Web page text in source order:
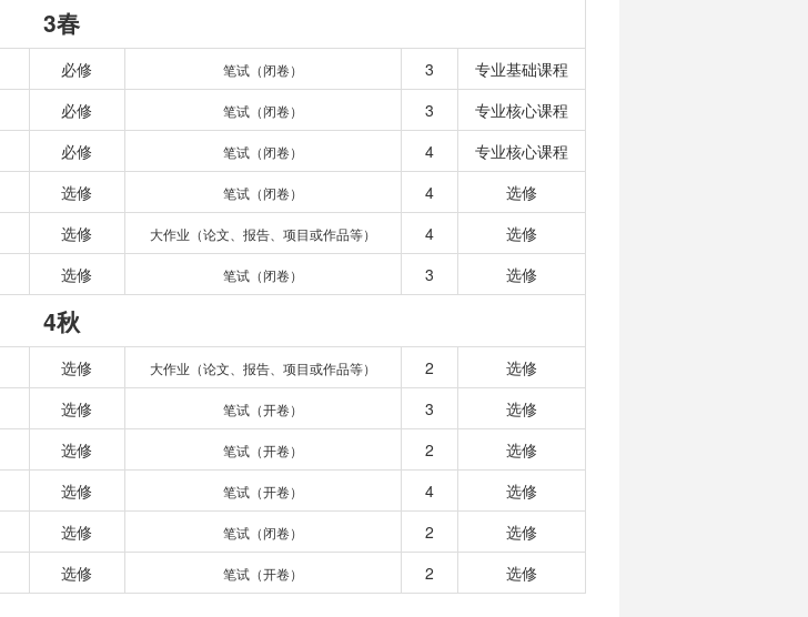
3春
必修 笔试（闭卷） 3
专业基础课程
必修 笔试（闭卷） 3
专业核心课程
必修 笔试（闭卷） 4
专业核心课程
选修 笔试（闭卷） 4
选修
选修 大作业（论文、报告、项目或作品等） 4
选修
选修 笔试（闭卷） 3 选修
4秋
选修 大作业（论文、报告、项目或作品等） 2
选修
选修 笔试（开卷） 3
选修
选修 笔试（开卷） 2
选修
选修 笔试（开卷） 4
选修
选修 笔试（闭卷） 2
选修
选修 笔试（开卷） 2 选修